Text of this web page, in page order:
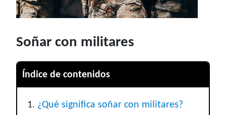
Soñar con militares
Índice de contenidos
¿Qué significa soñar con militares?